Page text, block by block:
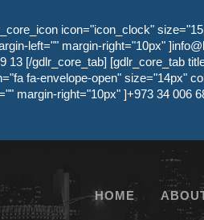
icon="icon_clock"
left="" margin-right="10px" ]
13 [/gdlr_core_tab] [gdlr_core_tab
fa-envelope-open" size="14px"
margin-right="10px" ]+973 34 006
HOME